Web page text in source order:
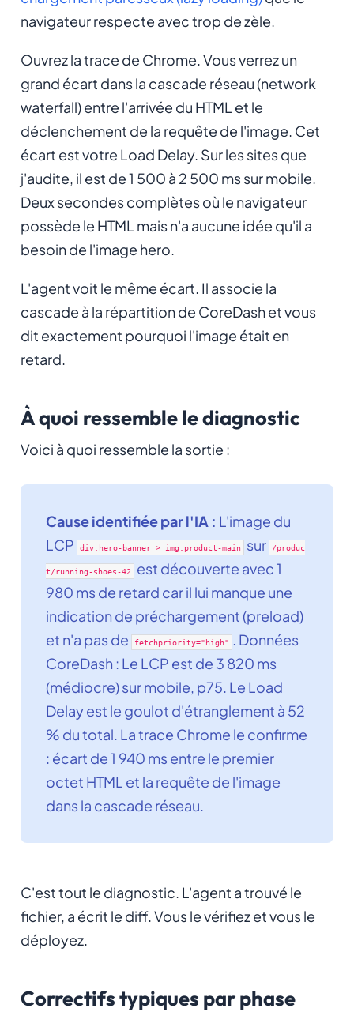
navigateur respecte avec trop de zèle.
Ouvrez la trace de Chrome. Vous verrez un
grand écart dans la cascade réseau (network
waterfall) entre l'arrivée du HTML et le
déclenchement de la requête de l'image. Cet
écart est votre Load Delay. Sur les sites que
j'audite, il est de 1 500 à 2 500 ms sur mobile.
Deux secondes complètes où le navigateur
possède le HTML mais n'a aucune idée qu'il a
besoin de l'image hero.
L'agent voit le même écart. Il associe la
cascade à la répartition de CoreDash et vous
dit exactement pourquoi l'image était en
retard.
À quoi ressemble le diagnostic
Voici à quoi ressemble la sortie :
Cause identifiée par l'IA : L'image du
LCP
div.hero-banner > img.product-main sur /produc
t/running-shoes-42 est découverte avec 1
980 ms de retard car il lui manque une
indication de préchargement (preload)
et n'a pas de
fetchpriority="high" . Données
CoreDash : Le LCP est de 3 820 ms
(médiocre) sur mobile, p75. Le Load
Delay est le goulot d'étranglement à 52
% du total. La trace Chrome le confirme
: écart de 1 940 ms entre le premier
octet HTML et la requête de l'image
dans la cascade réseau.
C'est tout le diagnostic. L'agent a trouvé le
fichier, a écrit le diff. Vous le vérifiez et vous le
déployez.
Correctifs typiques par phase